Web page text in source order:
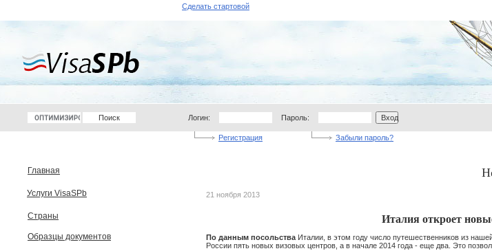
Сделать стартовой
Логин: Пароль: Вход
Регистрация Забыли пароль?
Главная
Услуги VisaSPb
Страны
Образцы документов
21 ноября 2013
Италия откроет
По данным посольства Италии, в этом году число путешественников из
России пять новых визовых центров, а в начале 2014 года - еще два. Это